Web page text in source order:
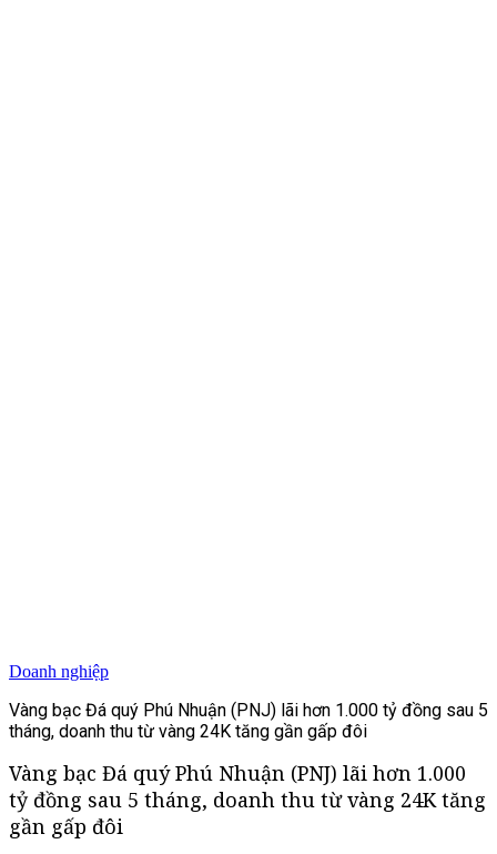
Doanh nghiệp
Vàng bạc Đá quý Phú Nhuận (PNJ) lãi hơn 1.000 tỷ đồng sau 5
tháng, doanh thu từ vàng 24K tăng gần gấp đôi
Vàng bạc Đá quý Phú Nhuận (PNJ) lãi hơn 1.000
tỷ đồng sau 5 tháng, doanh thu từ vàng 24K tăng
gần gấp đôi